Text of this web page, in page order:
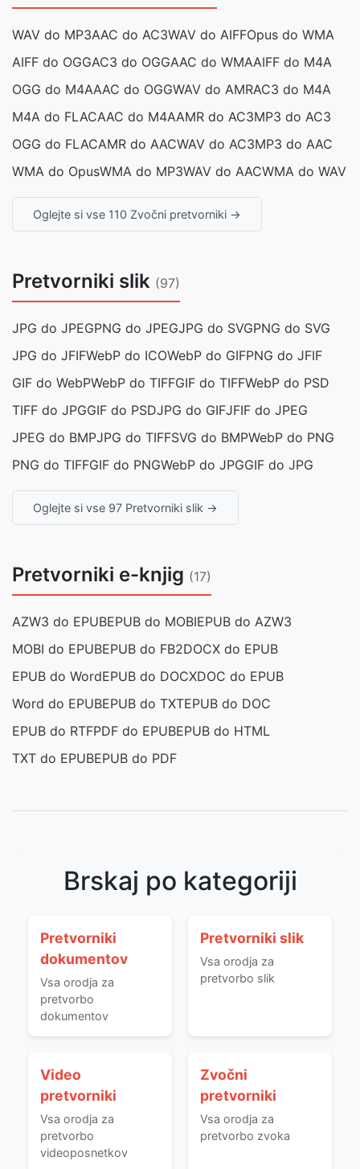
WAV do MP3AAC do AC3WAV do AIFFOpus do WMA
AIFF do OGGAC3 do OGGAAC do WMAAIFF do M4A
OGG do M4AAAC do OGGWAV do AMRAC3 do M4A
M4A do FLACAAC do M4AAMR do AC3MP3 do AC3
OGG do FLACAMR do AACWAV do AC3MP3 do AAC
WMA do OpusWMA do MP3WAV do AACWMA do WAV
Oglejte si vse 110 Zvočni pretvorniki →
Pretvorniki slik (97)
JPG do JPEGPNG do JPEGJPG do SVGPNG do SVG
JPG do JFIFWebP do ICOWebP do GIFPNG do JFIF
GIF do WebPWebP do TIFFGIF do TIFFWebP do PSD
TIFF do JPGGIF do PSDJPG do GIFJFIF do JPEG
JPEG do BMPJPG do TIFFSVG do BMPWebP do PNG
PNG do TIFFGIF do PNGWebP do JPGGIF do JPG
Oglejte si vse 97 Pretvorniki slik →
Pretvorniki e-knjig (17)
AZW3 do EPUBEPUB do MOBIEPUB do AZW3
MOBI do EPUBEPUB do FB2DOCX do EPUB
EPUB do WordEPUB do DOCXDOC do EPUB
Word do EPUBEPUB do TXTEPUB do DOC
EPUB do RTFPDF do EPUBEPUB do HTML
TXT do EPUBEPUB do PDF
Brskaj po kategoriji
Pretvorniki
dokumentov
Vsa orodja za
pretvorbo
dokumentov
Pretvorniki slik
Vsa orodja za
pretvorbo slik
Video
pretvorniki
Vsa orodja za
pretvorbo
videoposnetkov
Zvočni
pretvorniki
Vsa orodja za
pretvorbo zvoka